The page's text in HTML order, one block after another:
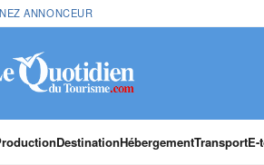
ANNONCEUR
DestinationHébergementTransport